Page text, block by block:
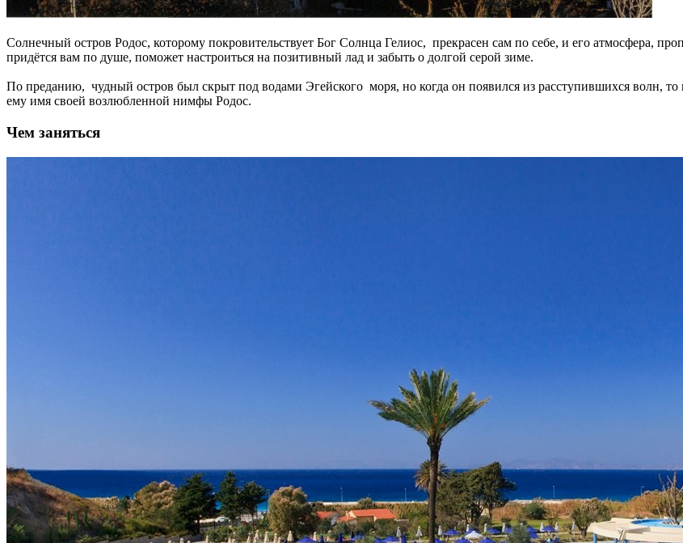
Солнечный остров Родос, которому покровительствует Бог Солнца Гелиос, прекрасен сам по себе, и его атмосфера,
придётся вам по душе, поможет настроиться на позитивный лад и забыть о долгой серой зиме.
По преданию, чудный остров был скрыт под водами Эгейского моря, но когда он появился из расступившихся волн, то
ему имя своей возлюбленной нимфы Родос.
Чем заняться